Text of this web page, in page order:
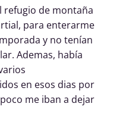
refugio de montaña
para enterarme
y no tenían
Ademas, había
en esos dias por
me iban a dejar